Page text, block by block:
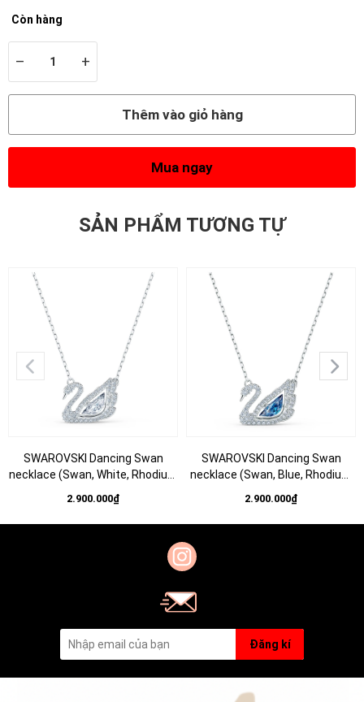
Còn hàng
– +
Thêm vào giỏ hàng
Mua ngay
SẢN PHẨM TƯƠNG TỰ
SWAROVSKI Dancing Swan
necklace (Swan, White, Rhodium
SWAROVSKI - JEWELRY
NECKLACE
2.900.000₫
SWAROVSKI Dancing Swan
necklace (Swan, Blue, Rhodium
SWAROVSKI - JEWELRY
NECKLACE
2.900.000₫
Đăng kí